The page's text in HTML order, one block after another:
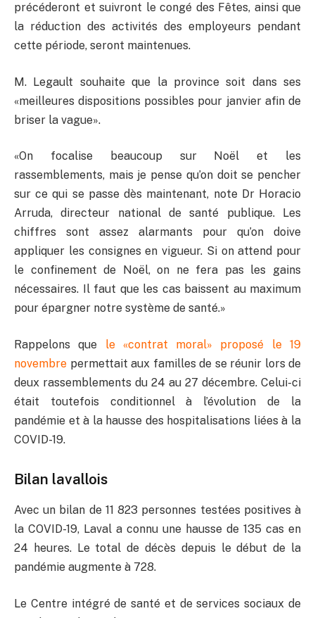
précéderont et suivront le congé des Fêtes, ainsi que
la réduction des activités des employeurs pendant
cette période, seront maintenues.
M. Legault souhaite que la province soit dans ses
«meilleures dispositions possibles pour janvier afin de
briser la vague».
«On focalise beaucoup sur Noël et les
rassemblements, mais je pense qu’on doit se pencher
sur ce qui se passe dès maintenant, note Dr Horacio
Arruda, directeur national de santé publique. Les
chiffres sont assez alarmants pour qu’on doive
appliquer les consignes en vigueur. Si on attend pour
le confinement de Noël, on ne fera pas les gains
nécessaires. Il faut que les cas baissent au maximum
pour épargner notre système de santé.»
Rappelons que le «contrat moral» proposé le 19
novembre permettait aux familles de se réunir lors de
deux rassemblements du 24 au 27 décembre. Celui-ci
était toutefois conditionnel à l’évolution de la
pandémie et à la hausse des hospitalisations liées à la
COVID-19.
Bilan lavallois
Avec un bilan de 11 823 personnes testées positives à
la COVID-19, Laval a connu une hausse de 135 cas en
24 heures. Le total de décès depuis le début de la
pandémie augmente à 728.
Le Centre intégré de santé et de services sociaux de